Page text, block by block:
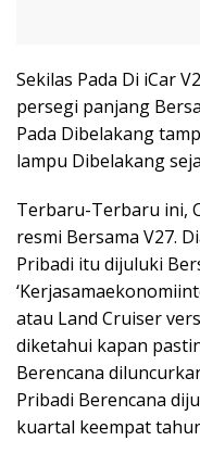
Sekilas Pada Di iCar
persegi panjang
Pada Dibelakang
lampu Dibelakang
Terbaru-Terbaru ini,
resmi Bersama V27.
Pribadi itu dijuluki
atau Land Cruiser
diketahui kapan
Berencana
Pribadi Berencana
kuartal keempat